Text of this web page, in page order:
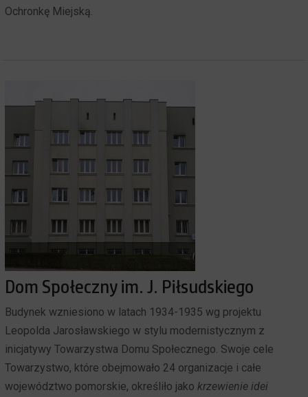
Ochronkę Miejską.
Dom Społeczny im. J. Piłsudskiego
Budynek wzniesiono w latach 1934-1935 wg projektu
Leopolda Jarosławskiego w stylu modernistycznym z
inicjatywy Towarzystwa Domu Społecznego. Swoje cele
Towarzystwo, które obejmowało 24 organizacje i całe
województwo pomorskie, określiło jakokrzewienie idei